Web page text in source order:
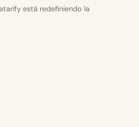
está redefiniendo la